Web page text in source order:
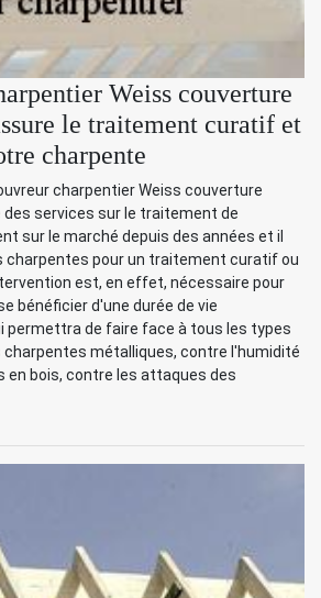
Weiss couverture
le traitement curatif et
charpente
charpentier Weiss couverture
services sur le traitement de
sur le marché depuis des années et il
charpentes pour un traitement curatif ou
est, en effet, nécessaire pour
bénéficier d'une durée de vie
permettra de faire face à tous les types
charpentes métalliques, contre l'humidité
en bois, contre les attaques des